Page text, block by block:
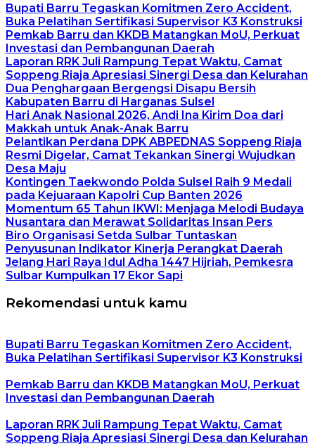
Bupati Barru Tegaskan Komitmen Zero Accident,
Buka Pelatihan Sertifikasi Supervisor K3 Konstruksi
Pemkab Barru dan KKDB Matangkan MoU, Perkuat
Investasi dan Pembangunan Daerah
Laporan RRK Juli Rampung Tepat Waktu, Camat
Soppeng Riaja Apresiasi Sinergi Desa dan Kelurahan
Dua Penghargaan Bergengsi Disapu Bersih
Kabupaten Barru di Harganas Sulsel
Hari Anak Nasional 2026, Andi Ina Kirim Doa dari
Makkah untuk Anak-Anak Barru
Pelantikan Perdana DPK ABPEDNAS Soppeng Riaja
Resmi Digelar, Camat Tekankan Sinergi Wujudkan
Desa Maju
Kontingen Taekwondo Polda Sulsel Raih 9 Medali
pada Kejuaraan Kapolri Cup Banten 2026
Momentum 65 Tahun IKWI: Menjaga Melodi Budaya
Nusantara dan Merawat Solidaritas Insan Pers
Biro Organisasi Setda Sulbar Tuntaskan
Penyusunan Indikator Kinerja Perangkat Daerah
Jelang Hari Raya Idul Adha 1447 Hijriah, Pemkesra
Sulbar Kumpulkan 17 Ekor Sapi
Rekomendasi untuk kamu
Bupati Barru Tegaskan Komitmen Zero Accident,
Buka Pelatihan Sertifikasi Supervisor K3 Konstruksi
Pemkab Barru dan KKDB Matangkan MoU, Perkuat
Investasi dan Pembangunan Daerah
Laporan RRK Juli Rampung Tepat Waktu, Camat
Soppeng Riaja Apresiasi Sinergi Desa dan Kelurahan